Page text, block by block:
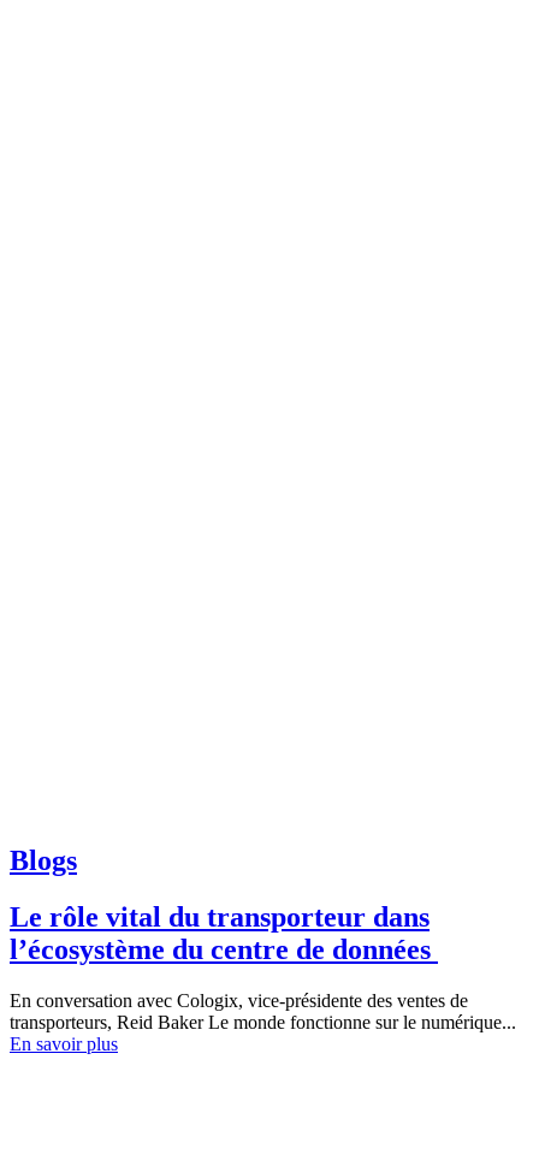
Blogs
Le rôle vital du transporteur dans
l’écosystème du centre de données
En conversation avec Cologix, vice-présidente des ventes de
transporteurs, Reid Baker Le monde fonctionne sur le numérique...
En savoir plus